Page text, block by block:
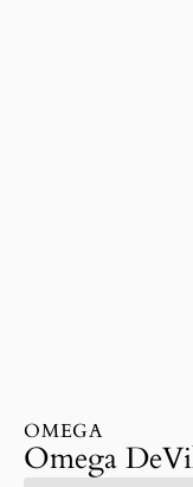
OMEGA
Omega